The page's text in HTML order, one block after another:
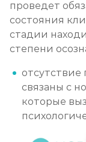
проведет
состояния
стадии
степени
связаны с
которые